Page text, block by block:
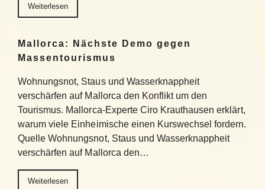
Weiterlesen
Mallorca: Nächste Demo gegen
Massentourismus
Wohnungsnot, Staus und Wasserknappheit
verschärfen auf Mallorca den Konflikt um den
Tourismus. Mallorca-Experte Ciro Krauthausen erklärt,
warum viele Einheimische einen Kurswechsel fordern.
Quelle Wohnungsnot, Staus und Wasserknappheit
verschärfen auf Mallorca den…
Weiterlesen